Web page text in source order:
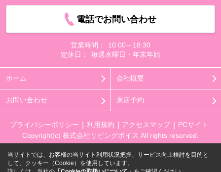
電話でお問い合わせ
営業時間：
10:00～18:30
定休日：
毎週水曜日・年末年始
ホーム 会社概要
お問い合わせ 来店予約
プライバシーポリシー 利用規約 アクセスマップ
PCサイト
Copyright(c) 株式会社リビングボイス All rights reserved.
当サイトでは、お客様の当サイト利用状況把握、サービス向上検討を目的と
して、クッキー（Cookie）を使用しています。